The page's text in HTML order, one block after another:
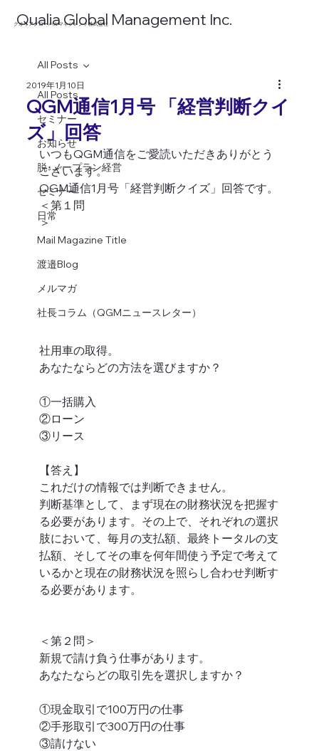
​クオリアグローバルマネジメント株式会社
​Qualia Global Management Inc.
All Posts
セミナー
お知らせ
脱･ノープラン経営
セミナー
日常
Mail Magazine Title
渡邉Blog
メルマガ
社長コラム（QGMニュースレター）
All Posts
QGM通信1月号 「経営判断クイ
ズ」回答
2019年1月10日
いつもQGM通信をご愛読いただきありがとう
ございます。
QGM通信1月号「経営判断クイズ」回答です。
＜第１問
＞
社用車の取得。
あなたならどの方法を選びますか？
①一括購入
②ローン
③リース
【答え】
これだけの情報では判断できません。
判断基準として、まず現在の財務状況を把握す
る必要があります。その上で、それぞれの選択
肢において、毎月の支払額、最終トータルの支
払額、そしてその車を何年間使う予定で考えて
いるかと現在の財務状況を照らし合わせ判断す
る必要があります。
＜第２問＞
新規で請け負う仕事があります。
あなたならどの取引先を選択しますか？
①現金取引で100万円の仕事
②手形取引で300万円の仕事
③請けない